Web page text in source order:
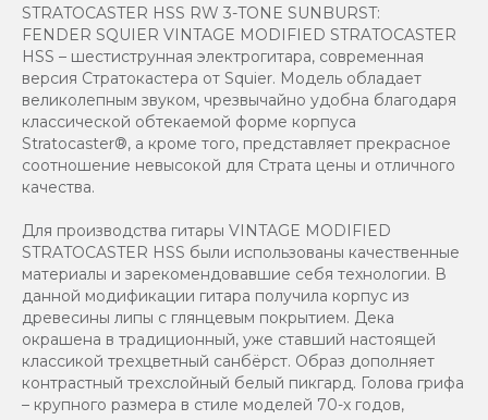
STRATOCASTER HSS RW 3-TONE SUNBURST:
FENDER SQUIER VINTAGE MODIFIED STRATOCASTER
HSS – шестиструнная электрогитара, современная
версия Стратокастера от Squier. Модель обладает
великолепным звуком, чрезвычайно удобна благодаря
классической обтекаемой форме корпуса
Stratocaster®, а кроме того, представляет прекрасное
соотношение невысокой для Страта цены и отличного
качества.
Для производства гитары VINTAGE MODIFIED
STRATOCASTER HSS были использованы качественные
материалы и зарекомендовавшие себя технологии. В
данной модификации гитара получила корпус из
древесины липы с глянцевым покрытием. Дека
окрашена в традиционный, уже ставший настоящей
классикой трехцветный санбёрст. Образ дополняет
контрастный трехслойный белый пикгард. Голова грифа
– крупного размера в стиле моделей 70-х годов,